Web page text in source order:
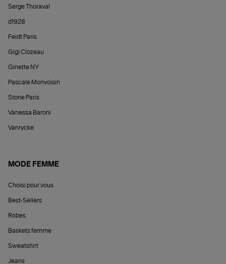
Serge Thoraval
d1928
Feidt Paris
Gigi Clozeau
Ginette NY
Pascale Monvoisin
Stone Paris
Vanessa Baroni
Vanrycke
MODE FEMME
Choisi pour vous
Best-Sellers
Robes
Baskets femme
Sweatshirt
Jeans